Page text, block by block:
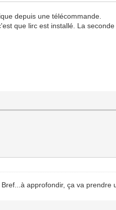
depuis une télécommande.
que lirc est installé. La
approfondir, ça va prendre